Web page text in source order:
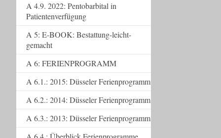
A 4.9. 2022: Pentobarbital in
Patientenverfügung
A 5: E-BOOK: Bestattung-leicht-
gemacht
A 6: FERIENPROGRAMM
A 6.1.: 2015: Düsseler Ferienprogramm
A 6.2.: 2014: Düsseler Ferienprogramm
A 6.3.: 2013: Düsseler Ferienprogramm